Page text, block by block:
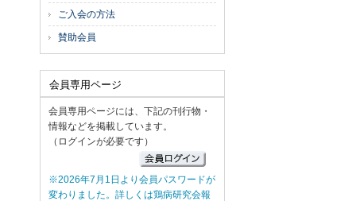
ご入会の方法
賛助会員
会員専用ページ
会員専用ページには、下記の刊行物・
情報などを掲載しています。
（ログインが必要です）
※2026年7月1日より会員パスワードが
変わりました。詳しくは鶏病研究会報